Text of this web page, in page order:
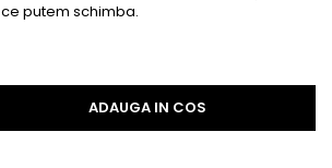
putem schimba.
ADAUGA IN COS